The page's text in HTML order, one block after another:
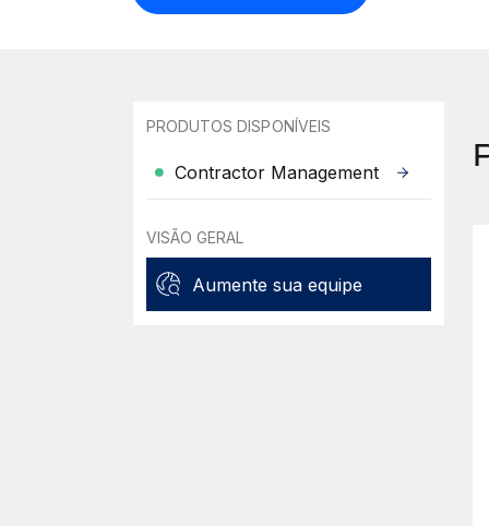
PRODUTOS DISPONÍVEIS
Contractor Management
VISÃO GERAL
Aumente sua equipe